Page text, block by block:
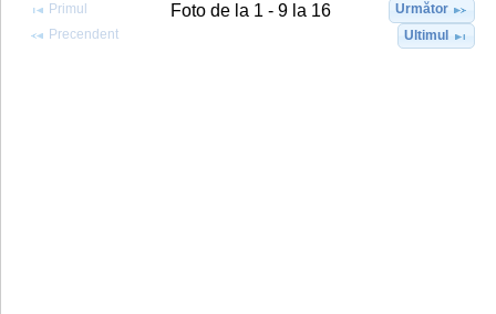
Primul
Precendent
Foto de la 1 - 9 la 16
Următor
Ultimul